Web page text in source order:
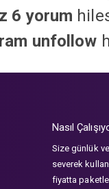
6 yorum
unfollow
Nasıl
Size günlük
severek
fiyatta